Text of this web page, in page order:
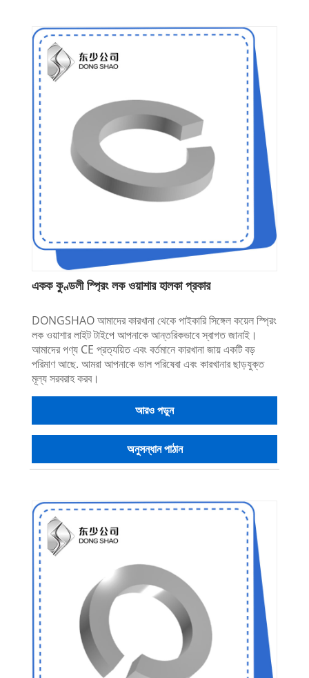
একক কুণ্ডলী স্প্রিং লক ওয়াশার হালকা প্রকার
DONGSHAO আমাদের কারখানা থেকে পাইকারি সিঙ্গেল কয়েল স্প্রিং
লক ওয়াশার লাইট টাইপে আপনাকে আন্তরিকভাবে স্বাগত জানাই।
আমাদের পণ্য CE প্রত্যয়িত এবং বর্তমানে কারখানা জায় একটি বড়
পরিমাণ আছে. আমরা আপনাকে ভাল পরিষেবা এবং কারখানার ছাড়যুক্ত
মূল্য সরবরাহ করব।
আরও পড়ুন
অনুসন্ধান পাঠান